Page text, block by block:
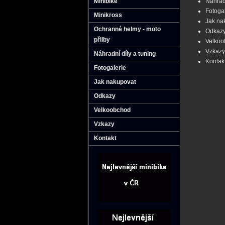
Minikross
Ochranné helmy - moto
přilby
Náhradní díly a tuning
Fotogalerie
Jak nakupovat
Odkazy
Velkoobchod
Vzkazy
Kontakt
Jak
Vzkazy